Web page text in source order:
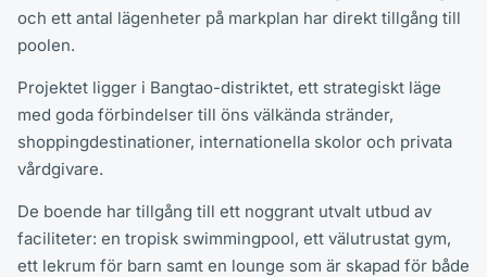
och ett antal lägenheter på markplan har direkt tillgång till
poolen.
Projektet ligger i Bangtao-distriktet, ett strategiskt läge
med goda förbindelser till öns välkända stränder,
shoppingdestinationer, internationella skolor och privata
vårdgivare.
De boende har tillgång till ett noggrant utvalt utbud av
faciliteter: en tropisk swimmingpool, ett välutrustat gym,
ett lekrum för barn samt en lounge som är skapad för både